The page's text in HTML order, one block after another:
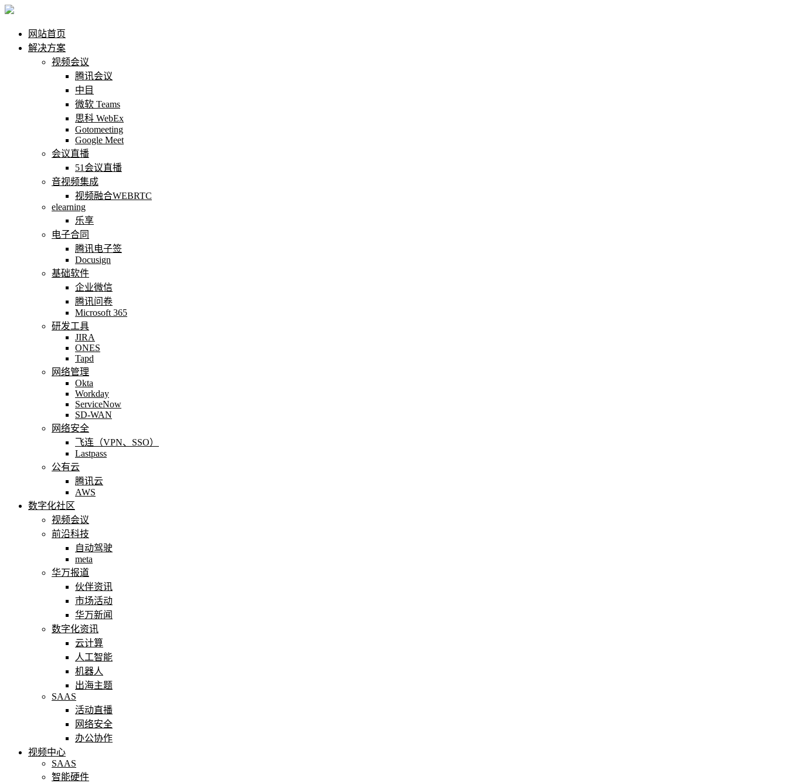
网站首页
解决方案
视频会议
腾讯会议
中目
微软 Teams
思科 WebEx
Gotomeeting
Google Meet
会议直播
51会议直播
音视频集成
视频融合WEBRTC
elearning
乐享
电子合同
腾讯电子签
Docusign
基础软件
企业微信
腾讯问卷
Microsoft 365
研发工具
JIRA
ONES
Tapd
网络管理
Okta
Workday
ServiceNow
SD-WAN
网络安全
飞连（VPN、SSO）
Lastpass
公有云
腾讯云
AWS
数字化社区
视频会议
前沿科技
自动驾驶
meta
华万报道
伙伴资讯
市场活动
华万新闻
数字化资讯
云计算
人工智能
机器人
出海主题
SAAS
活动直播
网络安全
办公协作
视频中心
SAAS
智能硬件